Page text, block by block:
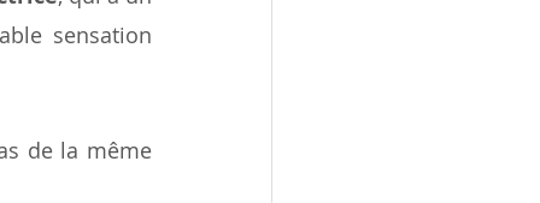
sensation
de la même